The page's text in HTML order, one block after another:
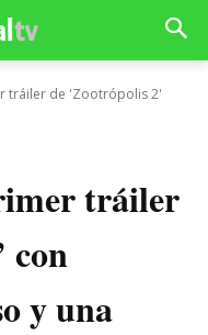
tráiler de 'Zootrópolis 2'
tráiler
con
y una